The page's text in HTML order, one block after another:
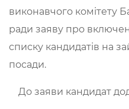
виконавчого комітету
ради заяву про
списку кандидатів на
посади.
До заяви кандидат